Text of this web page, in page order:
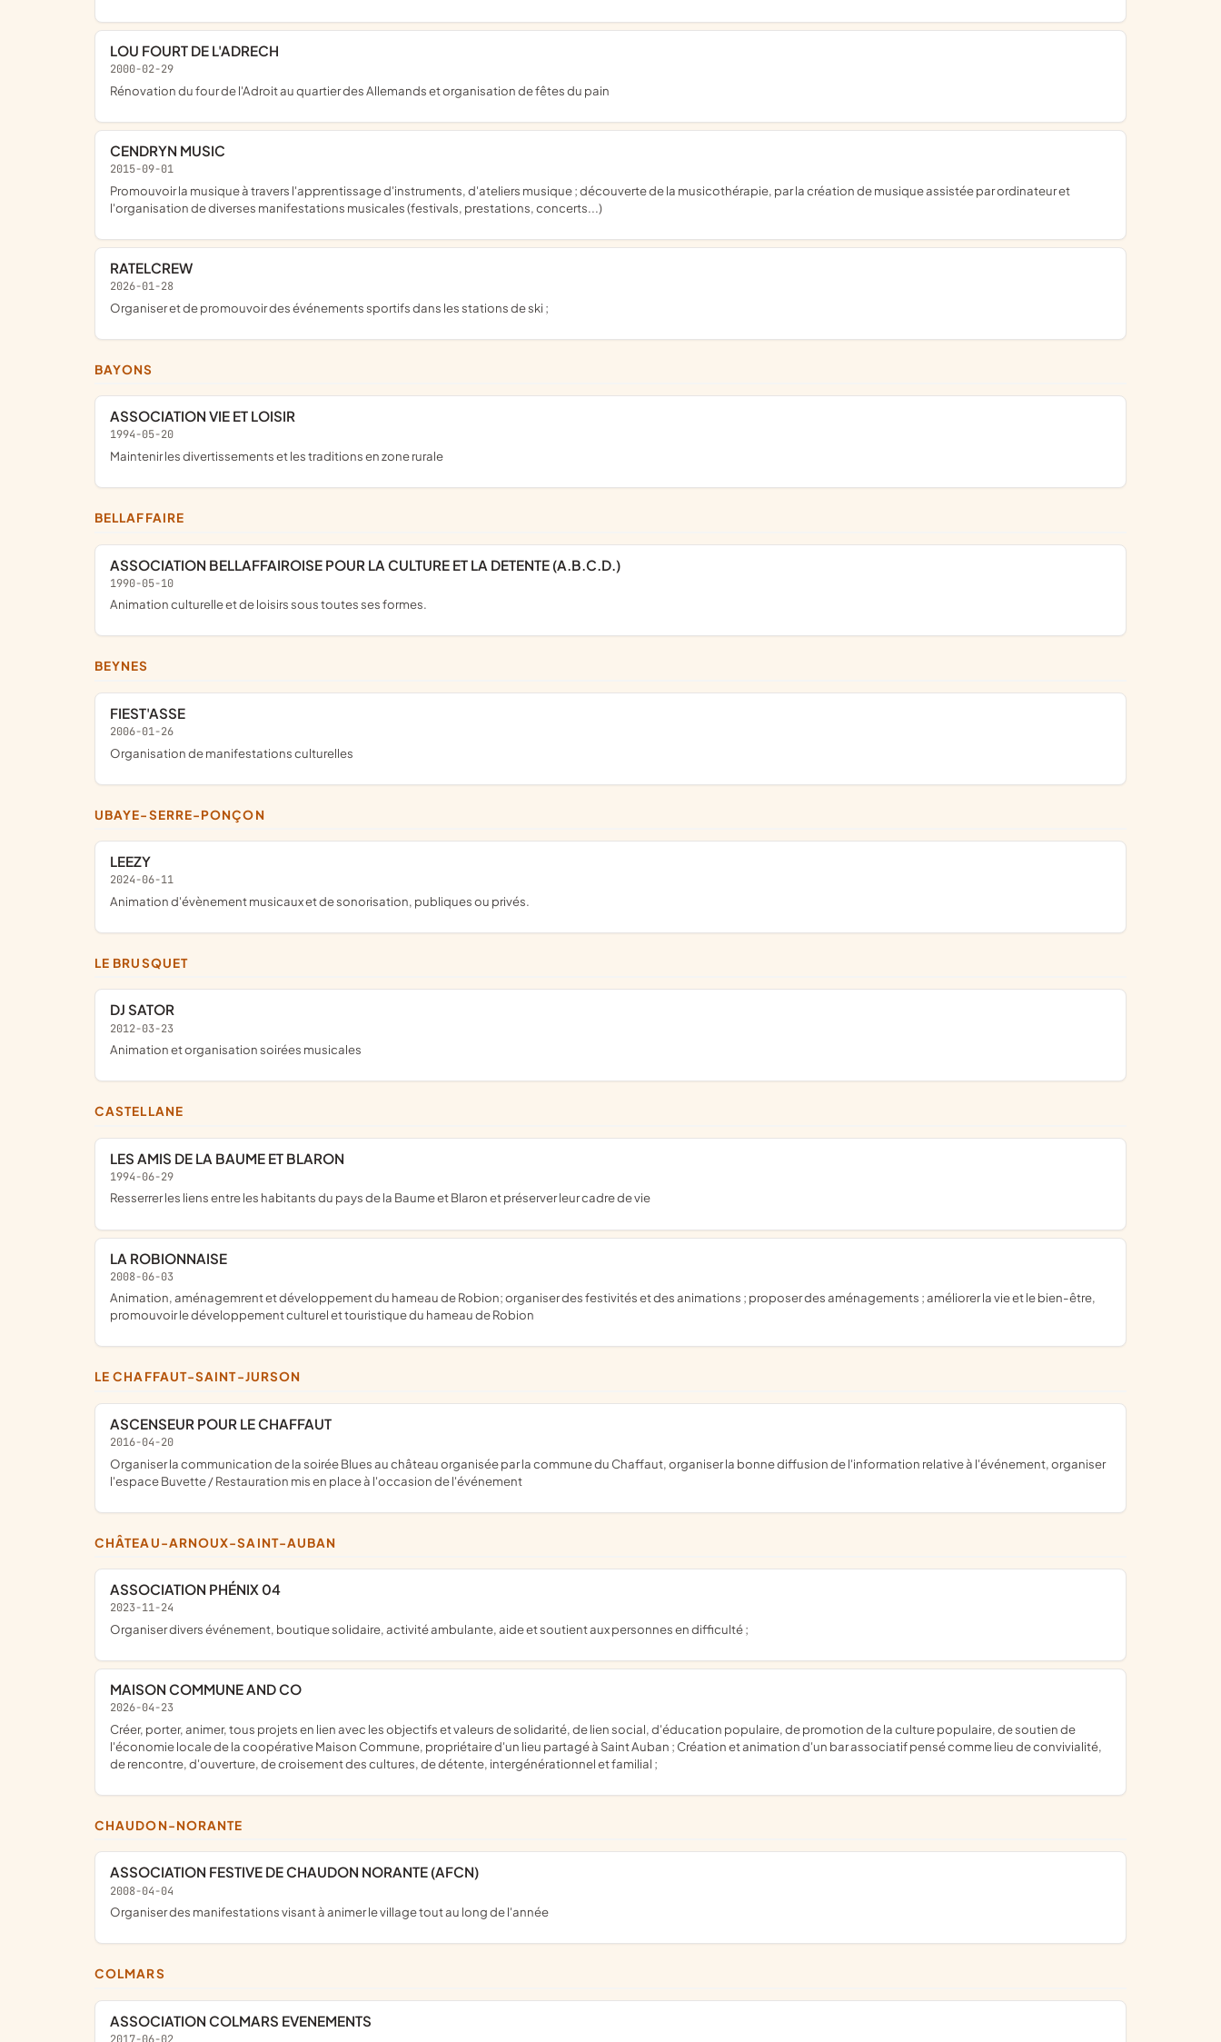
LOU FOURT DE L'ADRECH
2000-02-29
rénovation du four de l'Adroit au quartier des Allemands et organisation de fêtes du pain
CENDRYN MUSIC
2015-09-01
promouvoir la musique à travers l'apprentissage d'instruments, d'ateliers musique ; découverte de la musicothérapie, par la création de musique assistée par ordinateur et
l'organisation de diverses manifestations musicales (festivals, prestations, concerts...)
RATELCREW
2026-01-28
organiser et de promouvoir des événements sportifs dans les stations de ski ;
BAYONS
ASSOCIATION VIE ET LOISIR
1994-05-20
maintenir les divertissements et les traditions en zone rurale
BELLAFFAIRE
ASSOCIATION BELLAFFAIROISE POUR LA CULTURE ET LA DETENTE (A.B.C.D.)
1990-05-10
animation culturelle et de loisirs sous toutes ses formes.
BEYNES
FIEST'ASSE
2006-01-26
organisation de manifestations culturelles
UBAYE-SERRE-PONÇON
LEEZY
2024-06-11
Animation d'évènement musicaux et de sonorisation, publiques ou privés.
LE BRUSQUET
DJ SATOR
2012-03-23
animation et organisation soirées musicales
CASTELLANE
LES AMIS DE LA BAUME ET BLARON
1994-06-29
resserrer les liens entre les habitants du pays de la Baume et Blaron et préserver leur cadre de vie
LA ROBIONNAISE
2008-06-03
animation, aménagemrent et développement du hameau de Robion; organiser des festivités et des animations ; proposer des aménagements ; améliorer la vie et le bien-être,
promouvoir le développement culturel et touristique du hameau de Robion
LE CHAFFAUT-SAINT-JURSON
ASCENSEUR POUR LE CHAFFAUT
2016-04-20
organiser la communication de la soirée Blues au château organisée par la commune du Chaffaut, organiser la bonne diffusion de l'information relative à l'événement, organiser
l'espace Buvette / Restauration mis en place à l'occasion de l'événement
CHÂTEAU-ARNOUX-SAINT-AUBAN
ASSOCIATION PHÉNIX 04
2023-11-24
organiser divers événement, boutique solidaire, activité ambulante, aide et soutient aux personnes en difficulté ;
MAISON COMMUNE AND CO
2026-04-23
créer, porter, animer, tous projets en lien avec les objectifs et valeurs de solidarité, de lien social, d'éducation populaire, de promotion de la culture populaire, de soutien de
l'économie locale de la coopérative Maison Commune, propriétaire d'un lieu partagé à Saint Auban ; Création et animation d'un bar associatif pensé comme lieu de convivialité,
de rencontre, d'ouverture, de croisement des cultures, de détente, intergénérationnel et familial ;
CHAUDON-NORANTE
ASSOCIATION FESTIVE DE CHAUDON NORANTE (AFCN)
2008-04-04
organiser des manifestations visant à animer le village tout au long de l'année
COLMARS
ASSOCIATION COLMARS EVENEMENTS
2017-06-02